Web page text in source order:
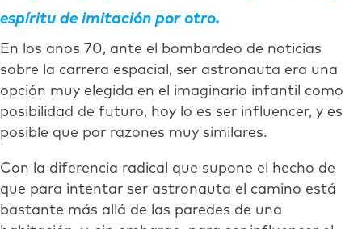
espíritu de imitación por otro.
En los años 70, ante el bombardeo de noticias
sobre la carrera espacial, ser astronauta era una
opción muy elegida en el imaginario infantil como
posibilidad de futuro, hoy lo es ser influencer, y es
posible que por razones muy similares.
Con la diferencia radical que supone el hecho de
que para intentar ser astronauta el camino está
bastante más allá de las paredes de una